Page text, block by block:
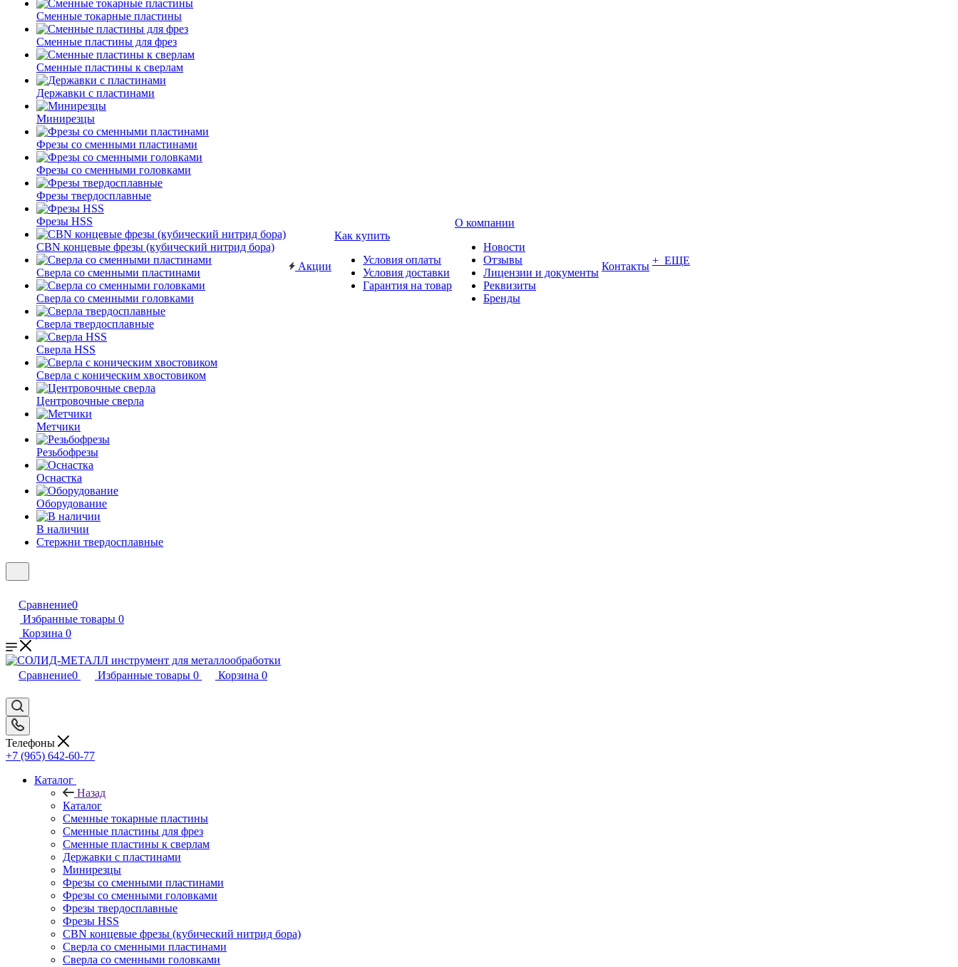
Сменные токарные пластины
Сменные пластины для фрез
Сменные пластины к сверлам
Державки с пластинами
Минирезцы
Фрезы со сменными пластинами
Фрезы со сменными головками
Фрезы твердосплавные
Фрезы HSS
CBN концевые фрезы (кубический нитрид бора)
Сверла со сменными пластинами
Сверла со сменными головками
Сверла твердосплавные
Сверла HSS
Сверла с коническим хвостовиком
Центровочные сверла
Метчики
Резьбофрезы
Оснастка
Оборудование
В наличии
Стержни твердосплавные
Акции
Как купить
Условия оплаты
Условия доставки
Гарантия на товар
О компании
Новости
Отзывы
Лицензии и документы
Реквизиты
Бренды
Контакты + ЕЩЕ
Сравнение0
Избранные товары 0
Корзина 0
Сравнение0 Избранные товары 0 Корзина 0
Телефоны
+7 (965) 642-60-77
Каталог
Назад
Каталог
Сменные токарные пластины
Сменные пластины для фрез
Сменные пластины к сверлам
Державки с пластинами
Минирезцы
Фрезы со сменными пластинами
Фрезы со сменными головками
Фрезы твердосплавные
Фрезы HSS
CBN концевые фрезы (кубический нитрид бора)
Сверла со сменными пластинами
Сверла со сменными головками